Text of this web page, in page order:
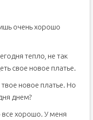
очень хорошо
тепло, не так
свое новое платье.
твое новое платье. Но
днем?
хорошо. У меня